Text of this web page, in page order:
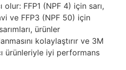
olur: FFP1 (NPF 4) için sarı,
ve FFP3 (NPF 50) için
ürünler
kolaylaştırır ve 3M
ürünleriyle iyi performans